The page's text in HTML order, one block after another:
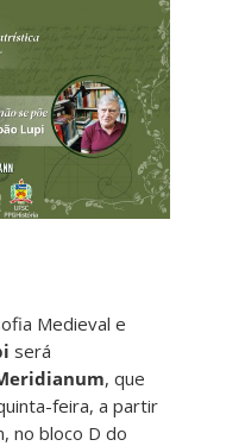
Medieval e
será
, que
feira, a partir
no bloco D do